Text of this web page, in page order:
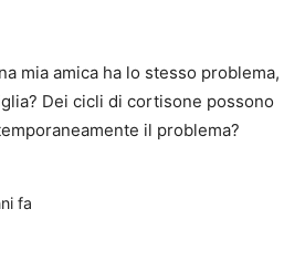
mia amica ha lo stesso problema,
Dei cicli di cortisone possono
il problema?
fa